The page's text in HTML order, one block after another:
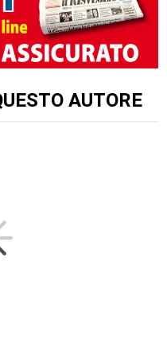
AUTORE